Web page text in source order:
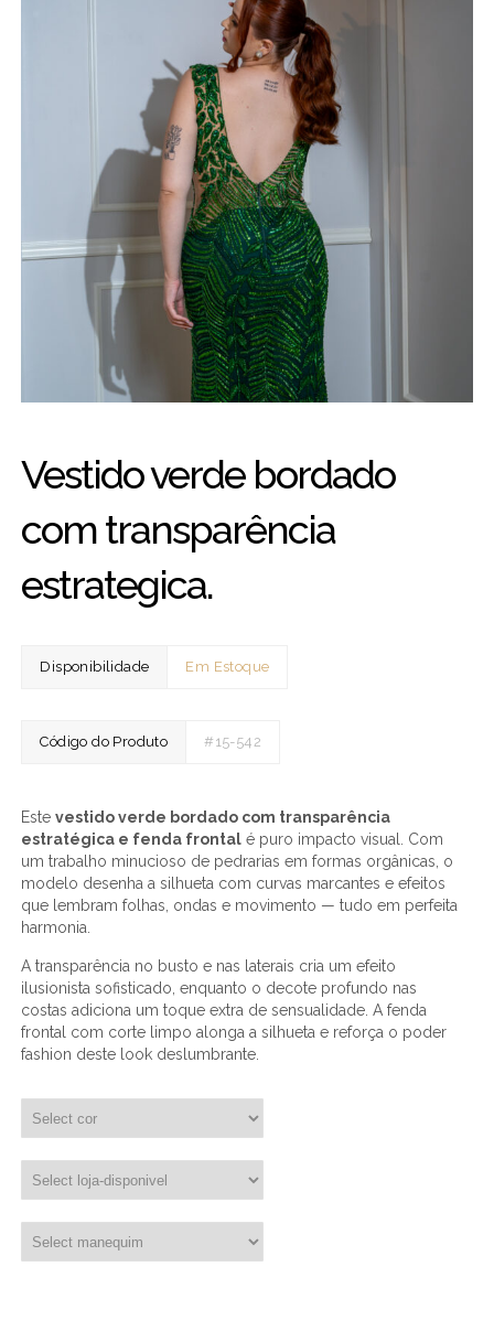
Vestido verde bordado
com transparência
estrategica.
Disponibilidade Em Estoque
Código do Produto #15-542
Estevestido verde bordado com transparência
estratégica e fenda frontal é puro impacto visual. Com
um trabalho minucioso de pedrarias em formas orgânicas, o
modelo desenha a silhueta com curvas marcantes e efeitos
que lembram folhas, ondas e movimento — tudo em perfeita
harmonia.
A transparência no busto e nas laterais cria um efeito
ilusionista sofisticado, enquanto o decote profundo nas
costas adiciona um toque extra de sensualidade. A fenda
frontal com corte limpo alonga a silhueta e reforça o poder
fashion deste look deslumbrante.